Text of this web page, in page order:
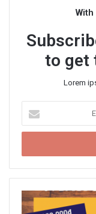
to get
Lorem
t
r
y
u
r